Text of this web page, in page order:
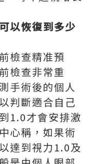
以恢復到多少
檢查精准預
檢查非常重
手術後的個人
判斷適合自己
1.0才會安排激
心稱，如果術
達到視力1.0及